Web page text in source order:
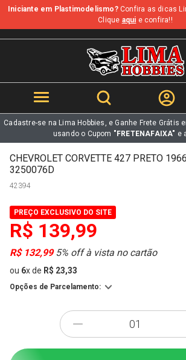
b
Iniciante em Plastimodelismo?Confira as dicas
Clique aqui e confira!!
Cadastre-se na Lima Hobbies, e Ganhe Frete Grátis
usando o Cupom "FRETENAFAIXA" e
CHEVROLET CORVETTE 427 PRETO
3250076D
42394
PREÇO EXCLUSIVO DO SITE
R$ 139,99
R$ 132,995% off à vista no cartão
ou 6xde R$ 23,33
Opções de Parcelamento:
-